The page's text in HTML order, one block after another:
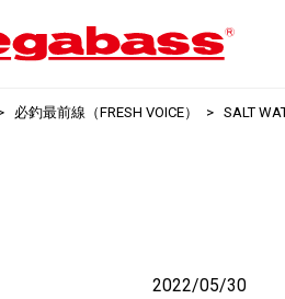
必釣最前線（FRESH VOICE） SALT
2022/05/30